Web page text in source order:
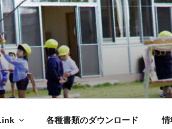
各種書類のダウンロード 情